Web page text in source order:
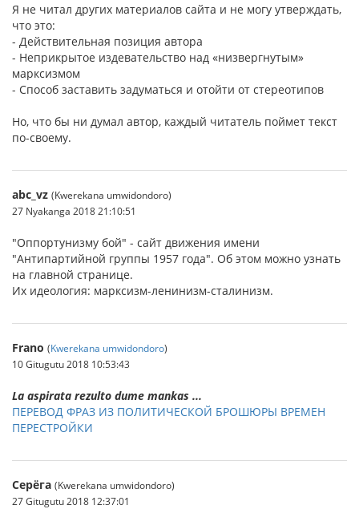
Я не читал других материалов сайта и не могу утверждать,
что это:
- Действительная позиция автора
- Неприкрытое издевательство над «низвергнутым»
марксизмом
- Способ заставить задуматься и отойти от стереотипов
Но, что бы ни думал автор, каждый читатель поймет текст
по-своему.
abc_vz (Kwerekana umwidondoro)
27 Nyakanga 2018 21:10:51
"Оппортунизму бой" - сайт движения имени
"Антипартийной группы 1957 года". Об этом можно узнать
на главной странице.
Их идеология: марксизм-ленинизм-сталинизм.
Frano (Kwerekana umwidondoro)
10 Gitugutu 2018 10:53:43
La aspirata rezulto dume mankas ...
ПЕРЕВОД ФРАЗ ИЗ ПОЛИТИЧЕСКОЙ БРОШЮРЫ ВРЕМЕН
ПЕРЕСТРОЙКИ
Серёга (Kwerekana umwidondoro)
27 Gitugutu 2018 12:37:01